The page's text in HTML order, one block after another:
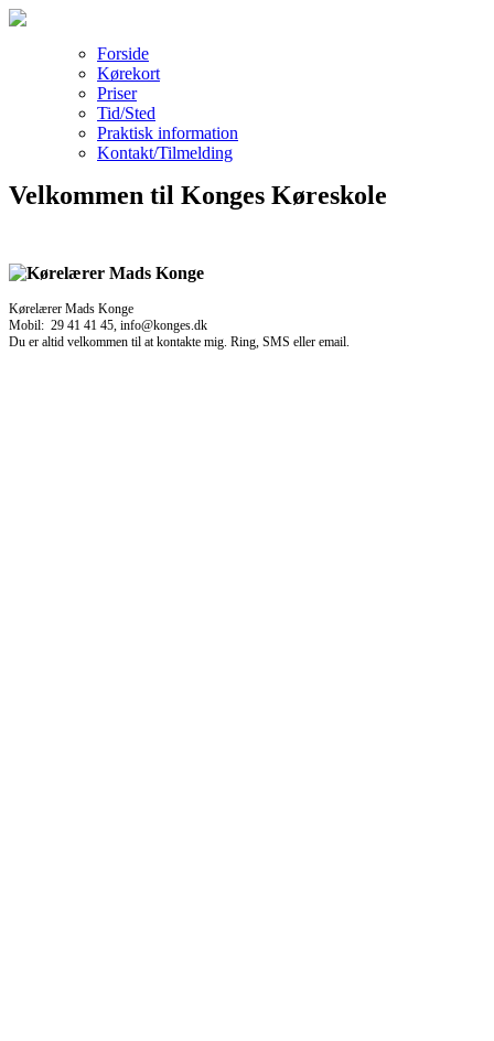
Forside
Kørekort
Priser
Tid/Sted
Praktisk information
Kontakt/Tilmelding
Velkommen til Konges Køreskole
Kørelærer Mads Konge
Mobil: 29 41 41 45, info@konges.dk
Du er altid velkommen til at kontakte mig. Ring, SMS eller email.